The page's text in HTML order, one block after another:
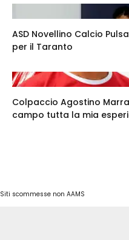
ASD Novellino Calcio
per il Taranto
Colpaccio Agostino
campo tutta la mia
Siti scommesse non AAMS